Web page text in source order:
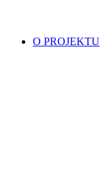
O PROJEKTU